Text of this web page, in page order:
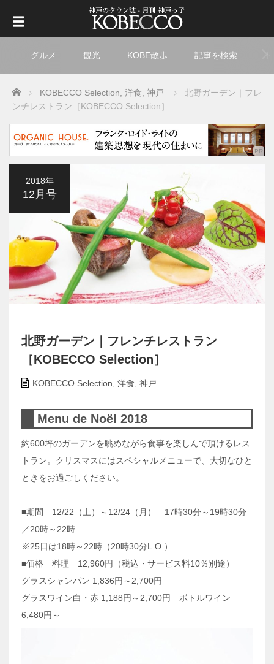
グルメ 観光 KOBE散歩 記事を検索
Home KOBECCO Selection 洋食 神戸
北野ガーデン｜フレ
ンチレストラン［KOBECCO Selection］
2018年
12月号
北野ガーデン｜フレンチレストラン
［KOBECCO Selection］
KOBECCO Selection, 洋食, 神戸
Menu de Noël 2018
約600坪のガーデンを眺めながら食事を楽しんで頂けるレス
トラン。クリスマスにはスペシャルメニューで、大切なひと
ときをお過ごしください。
■期間 12/22（土）～12/24（月） 17時30分～19時30分
／20時～22時
※25日は18時～22時（20時30分L.O.）
■価格 料理 12,960円（税込・サービス料10％別途）
グラスシャンパン 1,836円～2,700円
グラスワイン白・赤 1,188円～2,700円 ボトルワイン
6,480円～